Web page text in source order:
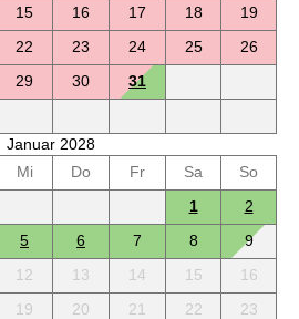
15 16 17 18
19
22 23 24 25
26
29 30
31
Januar 2028
Mi Do Fr Sa
So
1
2
5 6 7 8
9
12 13 14 15
16
19 20 21 22
23